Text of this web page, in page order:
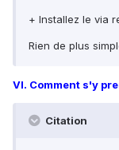
+ Installez le via
Rien de plus
VI. Comment s'y
Citation